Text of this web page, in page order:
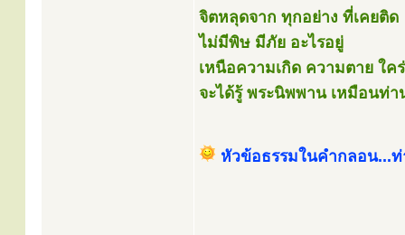
จิตหลุดจาก ทุกอย่าง ที่เคยติด
ไม่มีพิษ มีภัย อะไรอยู่
เหนือความเกิด ความตาย ใค
จะได้รู้ พระนิพพาน เหมือนท่า
หัวข้อธรรมในคำกลอน...